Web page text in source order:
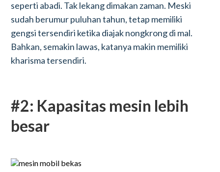
seperti abadi. Tak lekang dimakan zaman. Meski
sudah berumur puluhan tahun, tetap memiliki
gengsi tersendiri ketika diajak nongkrong di mal.
Bahkan, semakin lawas, katanya makin memiliki
kharisma tersendiri.
#2: Kapasitas mesin lebih
besar